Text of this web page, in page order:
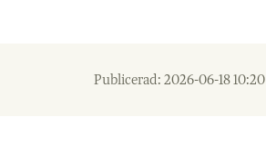
Publicerad: 2026-06-18 10:20